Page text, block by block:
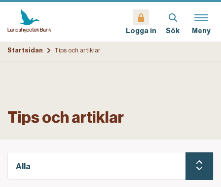
Logga in Sök Meny
Startsidan Tips och artiklar
Tips och artiklar
Alla